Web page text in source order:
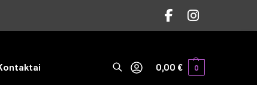
0,00 € 0